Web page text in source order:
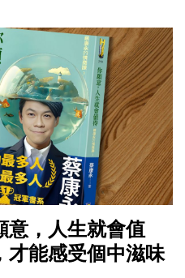
意，人生就會值
才能感受個中滋味